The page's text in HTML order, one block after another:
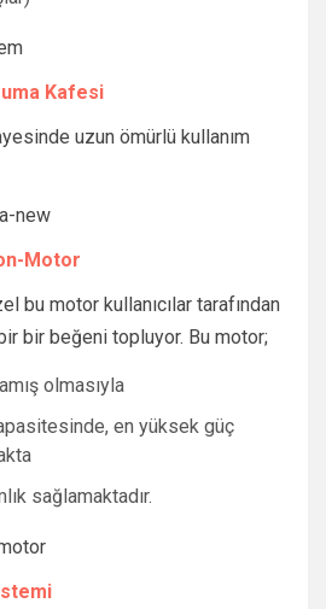
Kafesi
uzun ömürlü kullanım
Motor
bu motor kullanıcılar tarafından
bir beğeni topluyor. Bu motor;
olmasıyla
en yüksek güç
sağlamaktadır.